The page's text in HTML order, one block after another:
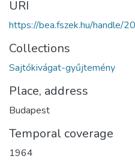
URI
https://bea.fszek.hu/handle/
Collections
Sajtókivágat-gyűjtemény
Place, address
Budapest
Temporal coverage
1964